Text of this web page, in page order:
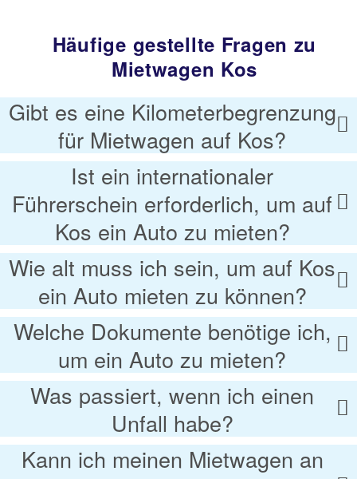
Häufige gestellte Fragen zu
Mietwagen Kos
Gibt es eine Kilometerbegrenzung
für Mietwagen auf Kos?
Ist ein internationaler
Führerschein erforderlich, um auf
Kos ein Auto zu mieten?
Wie alt muss ich sein, um auf Kos
ein Auto mieten zu können?
Welche Dokumente benötige ich,
um ein Auto zu mieten?
Was passiert, wenn ich einen
Unfall habe?
Kann ich meinen Mietwagen an